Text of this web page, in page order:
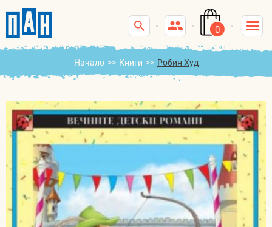
0
Начало >> Книги >> Робин Худ